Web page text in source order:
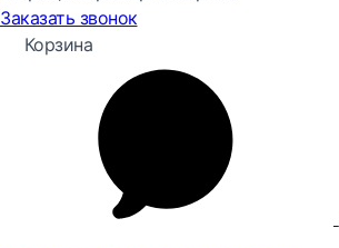
Заказать звонок
Корзина